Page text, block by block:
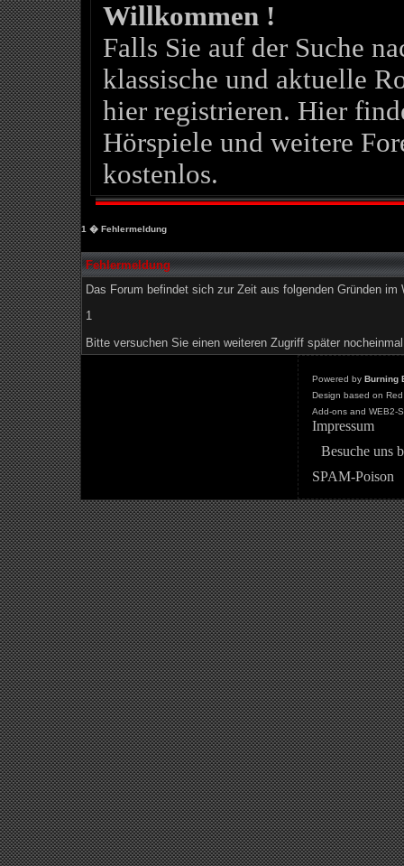
Willkommen !
Falls Sie auf der Suche
klassische und aktuelle
hier registrieren. Hier
Hörspiele und weitere
kostenlos.
1 � Fehlermeldung
Fehlermeldung
Das Forum befindet sich zur Zeit aus folgenden Gründen im
1
Bitte versuchen Sie einen weiteren Zugriff später
Powered by Burning
Design based on
Add-ons and WEB2-
Impressum
Besuche uns
SPAM-Poison